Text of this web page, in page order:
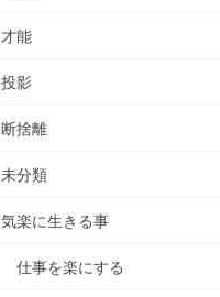
才能
投影
断捨離
未分類
気楽に生きる事
仕事を楽にする